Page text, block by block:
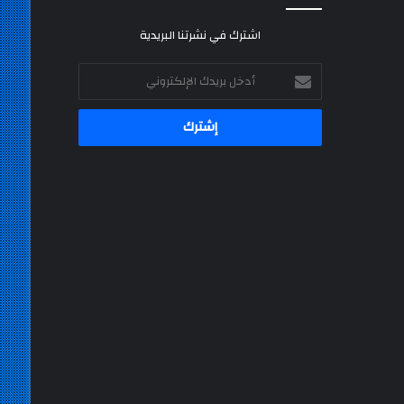
اشترك في نشرتنا البريدية
أدخل
بريدك
الإلكتروني